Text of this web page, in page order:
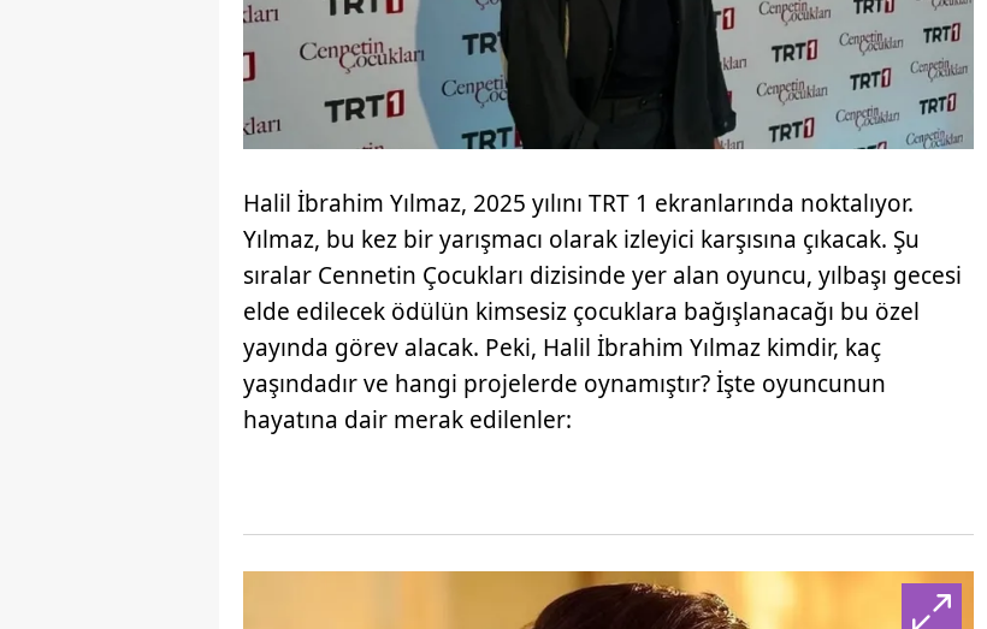
Halil İbrahim Yılmaz, 2025 yılını TRT 1 ekranlarında noktalıyor.
Yılmaz, bu kez bir yarışmacı olarak izleyici karşısına çıkacak. Şu
sıralar Cennetin Çocukları dizisinde yer alan oyuncu, yılbaşı gecesi
elde edilecek ödülün kimsesiz çocuklara bağışlanacağı bu özel
yayında görev alacak. Peki, Halil İbrahim Yılmaz kimdir, kaç
yaşındadır ve hangi projelerde oynamıştır? İşte oyuncunun
hayatına dair merak edilenler: